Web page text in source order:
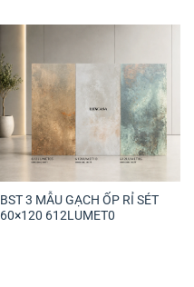
BST 3 MẪU GẠCH ỐP RỈ SÉT
60×120 612LUMET0